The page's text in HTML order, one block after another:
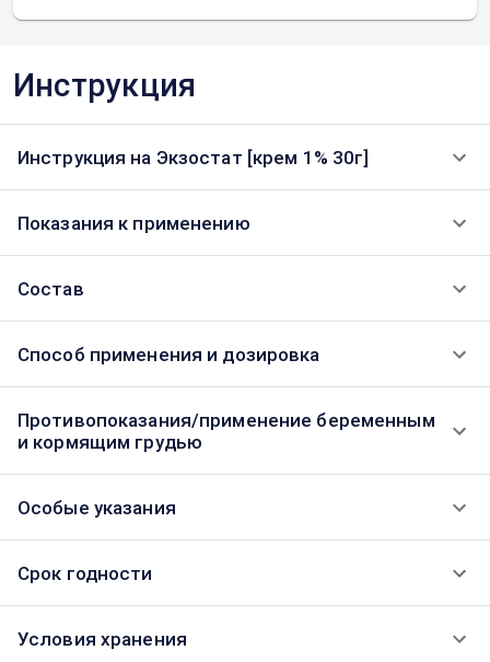
Инструкция
Инструкция на Экзостат [крем 1% 30г]
Показания к применению
Состав
Способ применения и дозировка
Противопоказания/применение беременным
и кормящим грудью
Особые указания
Срок годности
Условия хранения